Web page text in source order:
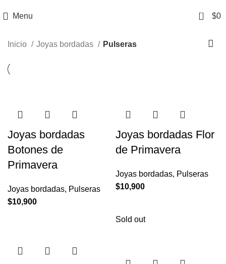
Menu 0 $0
Inicio Joyas bordadas Pulseras
Joyas bordadas
Botones de
Primavera
Joyas bordadas, Pulseras
$10,900
Joyas bordadas Flor
de Primavera
Joyas bordadas, Pulseras
$10,900
Sold out